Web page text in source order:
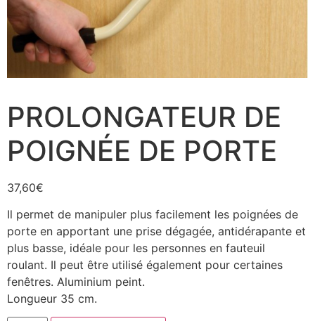
PROLONGATEUR DE
POIGNÉE DE PORTE
37,60€
Il permet de manipuler plus facilement les poignées de
porte en apportant une prise dégagée, antidérapante et
plus basse, idéale pour les personnes en fauteuil
roulant. Il peut être utilisé également pour certaines
fenêtres. Aluminium peint.
Longueur 35 cm.